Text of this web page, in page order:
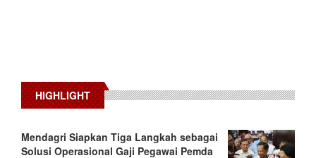
HIGHLIGHT
Mendagri Siapkan Tiga Langkah sebagai
Solusi Operasional Gaji Pegawai Pemda